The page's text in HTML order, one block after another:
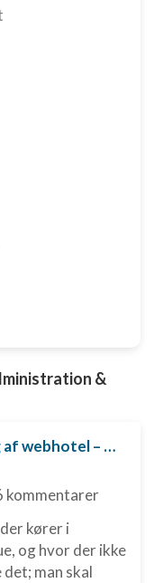
&
10 klassiske fejl ved valg af webhotel – og hvordan du undgår dem
kommentarer
kører i
og hvor der ikke
man skal